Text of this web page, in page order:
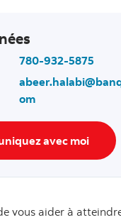
780-932-5875
om
avec moi
vous aider à